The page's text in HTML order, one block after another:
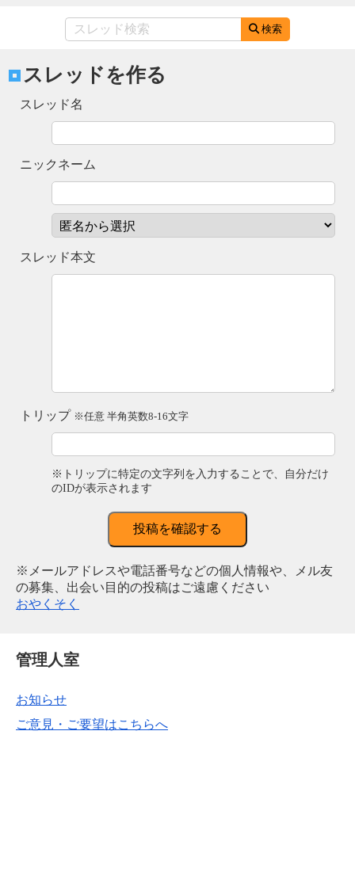
検索
スレッドを作る
スレッド名
ニックネーム
スレッド本文
トリップ ※任意 半角英数8-16文字
※トリップに特定の文字列を入力することで、自分だけ
のIDが表示されます
投稿を確認する
※メールアドレスや電話番号などの個人情報や、メル友
の募集、出会い目的の投稿はご遠慮ください
おやくそく
管理人室
お知らせ
ご意見・ご要望はこちらへ